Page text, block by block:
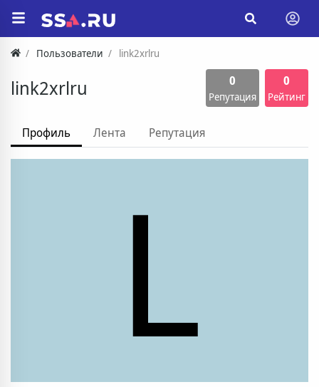
Пользователи link2xrlru
link2xrlru 0
Репутация
0
Рейтинг
Профиль Лента Репутация
L